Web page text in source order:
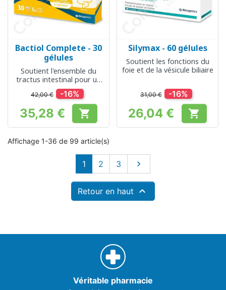
Bactiol Complete - 30
gélules
Soutient l'ensemble du
tractus intestinal pour un
confort intestinal optimal
42,00 € -16%
Prix
35,28 € 
Silymax - 60 gélules
Soutient les fonctions du
foie et de la vésicule biliaire
31,00 € -16%
Prix
26,04 € 
Affichage 1-36 de 99 article(s)
1 2 3 Suivant

Retour en haut 
Véritable pharmacie